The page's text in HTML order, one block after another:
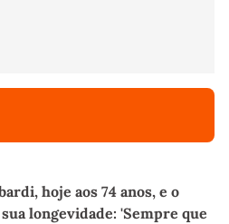
hoje aos 74 anos, e o
longevidade: 'Sempre que